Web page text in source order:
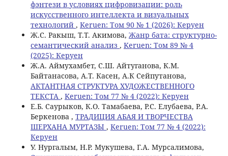
фэнтези в условиях цифровизации: роль
искусственного интеллекта и визуальных
технологий , Keruen: Том 90 № 1 (2026): Керуен
Ж.С. Ракыш, Т.Т. Акимова, Жанр бата: структурно-
семантический анализ , Keruen: Том 89 № 4
(2025): Керуен
Ж.А. Аймухамбет, С.Ш. Айтуганова, К.М.
Байтанасова, А.Т. Касен, А.К Сейпутанова,
АКТАНТНАЯ СТРУКТУРА ХУДОЖЕСТВЕННОГО
ТЕКСТА , Keruen: Том 77 № 4 (2022): Керуен
Е.Б. Саурыков, К.О. Тамабаева, Р.С. Елубаева, Р.А.
Беркенова , ТРАДИЦИЯ АБАЯ И ТВОРЧЕСТВА
ШЕРХАНА МУРТАЗЫ , Keruen: Том 77 № 4 (2022):
Керуен
У. Нургалым, Н.Р. Мукушева, Г.А. Мурсалимова,